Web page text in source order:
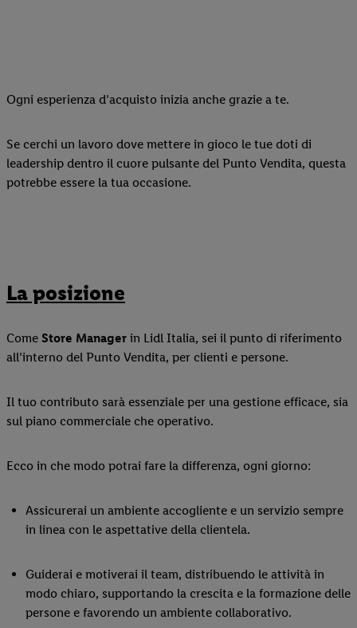
Ogni esperienza d’acquisto inizia anche grazie a te.
Se cerchi un lavoro dove mettere in gioco le tue doti di
leadership dentro il cuore pulsante del Punto Vendita, questa
potrebbe essere la tua occasione.
La posizione
Come Store Manager in Lidl Italia, sei il punto di riferimento
all’interno del Punto Vendita, per clienti e persone.
Il tuo contributo sarà essenziale per una gestione efficace, sia
sul piano commerciale che operativo.
Ecco in che modo potrai fare la differenza, ogni giorno:
Assicurerai un ambiente accogliente e un servizio sempre
in linea con le aspettative della clientela.
Guiderai e motiverai il team, distribuendo le attività in
modo chiaro, supportando la crescita e la formazione delle
persone e favorendo un ambiente collaborativo.